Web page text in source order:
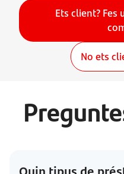
Ets client? Fes
No ets